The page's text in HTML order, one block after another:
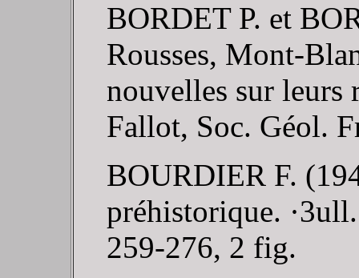
BORDET P. et
Rousses, Mont-
nouvelles sur leurs
Fallot, Soc. Géol.
BOURDIER F.
préhistorique.
259-276, 2 fig.